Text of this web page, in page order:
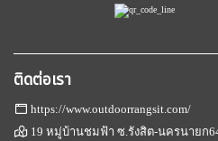
ติดต่อเรา
https://www.outdoorrangsit.com/
19 หมู่บ้านชมฟ้า ซ.รังสิต-นครนายก